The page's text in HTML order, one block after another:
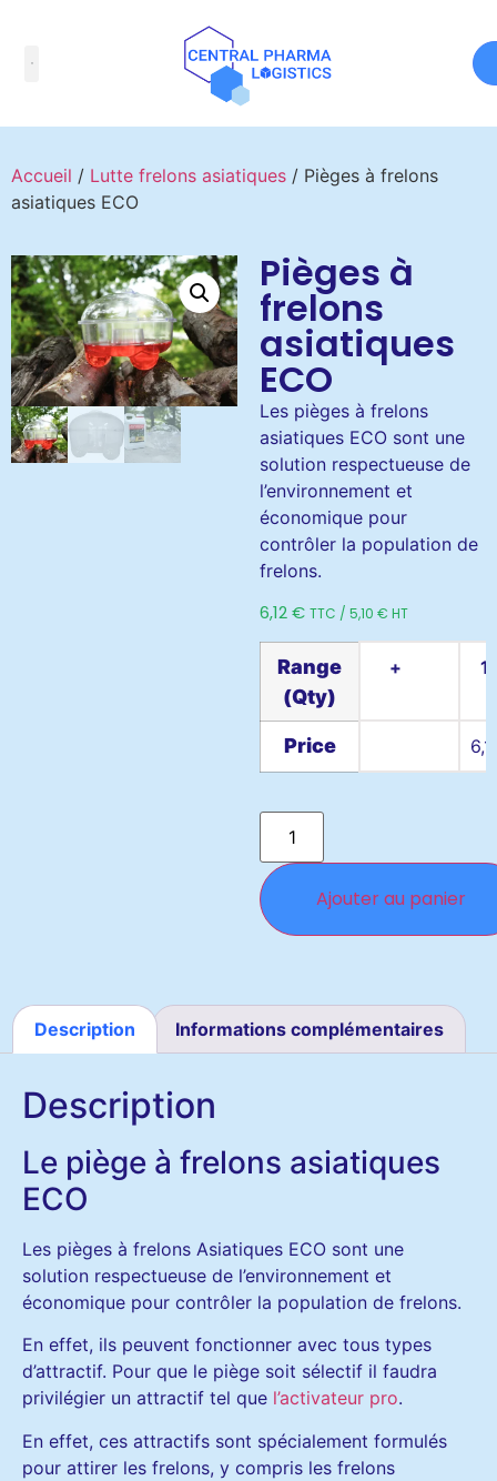
Accueil / Lutte frelons asiatiques / Pièges à frelons
asiatiques ECO
Pièges à
frelons
asiatiques
ECO
Les pièges à frelons
asiatiques ECO sont une
solution respectueuse de
l’environnement et
économique pour
contrôler la population de
frelons.
6,12€ TTC / 5,10 € HT
Range
(Qty)
+
Price
Ajouter au panier
Description Informations complémentaires
Description
Le piège à frelons asiatiques
ECO
Les pièges à frelons Asiatiques ECO sont une
solution respectueuse de l’environnement et
économique pour contrôler la population de frelons.
En effet, ils peuvent fonctionner avec tous types
d’attractif. Pour que le piège soit sélectif il faudra
privilégier un attractif tel que l’activateur pro.
En effet, ces attractifs sont spécialement formulés
pour attirer les frelons, y compris les frelons